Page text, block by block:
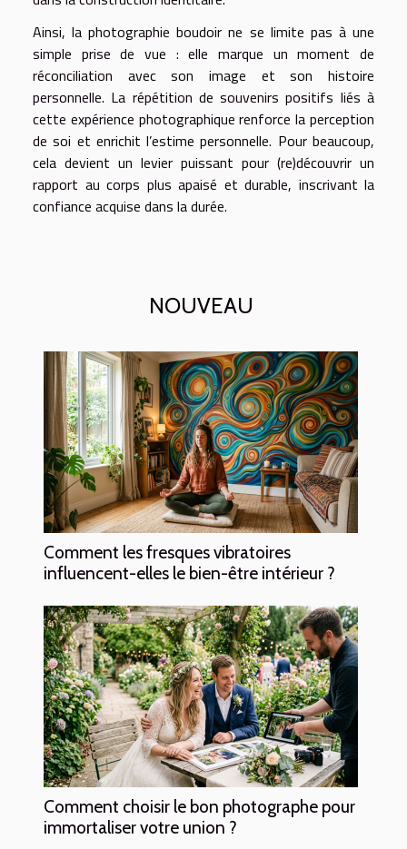
Ainsi, la photographie boudoir ne se limite pas à une
simple prise de vue : elle marque un moment de
réconciliation avec son image et son histoire
personnelle. La répétition de souvenirs positifs liés à
cette expérience photographique renforce la perception
de soi et enrichit l’estime personnelle. Pour beaucoup,
cela devient un levier puissant pour (re)découvrir un
rapport au corps plus apaisé et durable, inscrivant la
confiance acquise dans la durée.
NOUVEAU
Comment les fresques vibratoires
influencent-elles le bien-être intérieur ?
Comment choisir le bon photographe pour
immortaliser votre union ?